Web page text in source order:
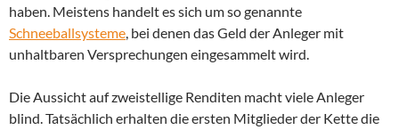
haben. Meistens handelt es sich um so genannte
Schneeballsysteme, bei denen das Geld der Anleger mit
unhaltbaren Versprechungen eingesammelt wird.
Die Aussicht auf zweistellige Renditen macht viele Anleger
blind. Tatsächlich erhalten die ersten Mitglieder der Kette die